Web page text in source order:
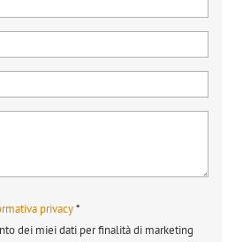
privacy*
dei miei dati per finalità di marketing